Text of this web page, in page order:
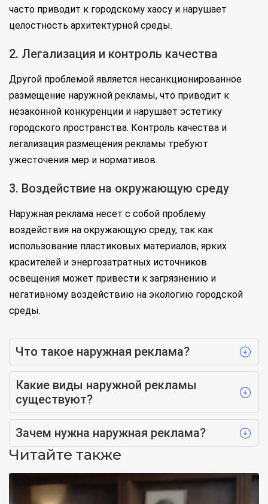
часто приводит к городскому хаосу и нарушает
целостность архитектурной среды.
2. Легализация и контроль качества
Другой проблемой является несанкционированное
размещение наружной рекламы, что приводит к
незаконной конкуренции и нарушает эстетику
городского пространства. Контроль качества и
легализация размещения рекламы требуют
ужесточения мер и нормативов.
3. Воздействие на окружающую среду
Наружная реклама несет с собой проблему
воздействия на окружающую среду, так как
использование пластиковых материалов, ярких
красителей и энергозатратных источников
освещения может привести к загрязнению и
негативному воздействию на экологию городской
среды.
Что такое наружная реклама?
Какие виды наружной рекламы
существуют?
Зачем нужна наружная реклама?
Читайте также